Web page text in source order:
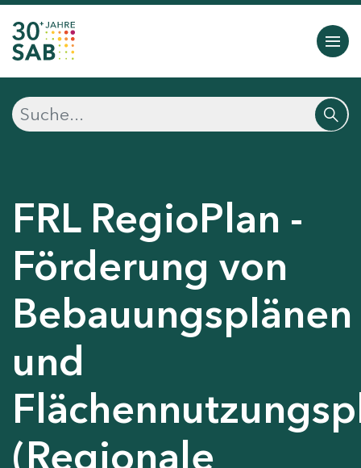
FRL RegioPlan -
Förderung von
Bebauungsplänen
und
(Regionale